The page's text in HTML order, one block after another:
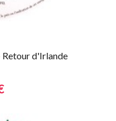
Retour d'Irlande